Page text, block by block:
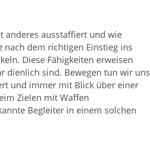
anderes ausstaffiert und wie
nach dem richtigen Einstieg ins
Diese Fähigkeiten erweisen
dienlich sind. Bewegen tun wir uns
und immer mit Blick über einer
Zielen mit Waffen
Begleiter in einem solchen